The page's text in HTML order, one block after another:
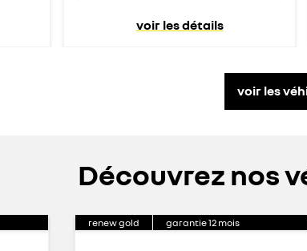
voir les détails
voir les
Découvrez nos
renew gold garantie12 mois